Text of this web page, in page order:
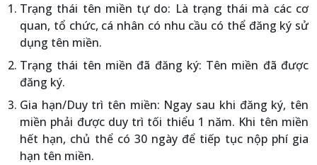
Trạng thái tên miền tự do: Là trạng thái mà các cơ
quan, tổ chức, cá nhân có nhu cầu có thể đăng ký sử
dụng tên miền.
Trạng thái tên miền đã đăng ký: Tên miền đã được
đăng ký.
Gia hạn/Duy trì tên miền: Ngay sau khi đăng ký, tên
miền phải được duy trì tối thiểu 1 năm. Khi tên miền
hết hạn, chủ thể có 30 ngày để tiếp tục nộp phí gia
hạn tên miền.